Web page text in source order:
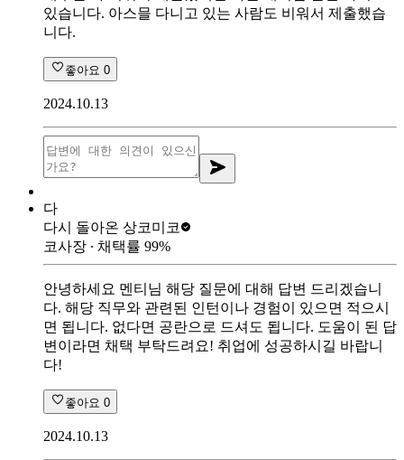
있습니다. 아스믈 다니고 있는 사람도 비워서 제출했습
니다.
좋아요 0
2024.10.13
다
다시 돌아온 상코미코
코사장 ∙ 채택률 99%
안녕하세요 멘티님 해당 질문에 대해 답변 드리겠습니
다. 해당 직무와 관련된 인턴이나 경험이 있으면 적으시
면 됩니다. 없다면 공란으로 드셔도 됩니다. 도움이 된 답
변이라면 채택 부탁드려요! 취업에 성공하시길 바랍니
다!
좋아요 0
2024.10.13